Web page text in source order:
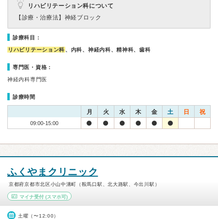
リハビリテーション科について
【診療・治療法】 神経ブロック
診療科目：
リハビリテーション科 、内科、神経内科、精神科、歯科
専門医・資格：
神経内科専門医
診療時間
月 火 水 木 金 土 日 祝
09:00-15:00
ふくやまクリニック
京都府京都市北区小山中溝町（鞍馬口駅、北大路駅、今出川駅）
マイナ受付 (スマホ可)
土曜（〜12:00）